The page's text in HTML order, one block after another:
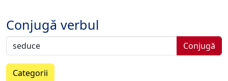
Conjugă verbul
Conjugă
Categorii